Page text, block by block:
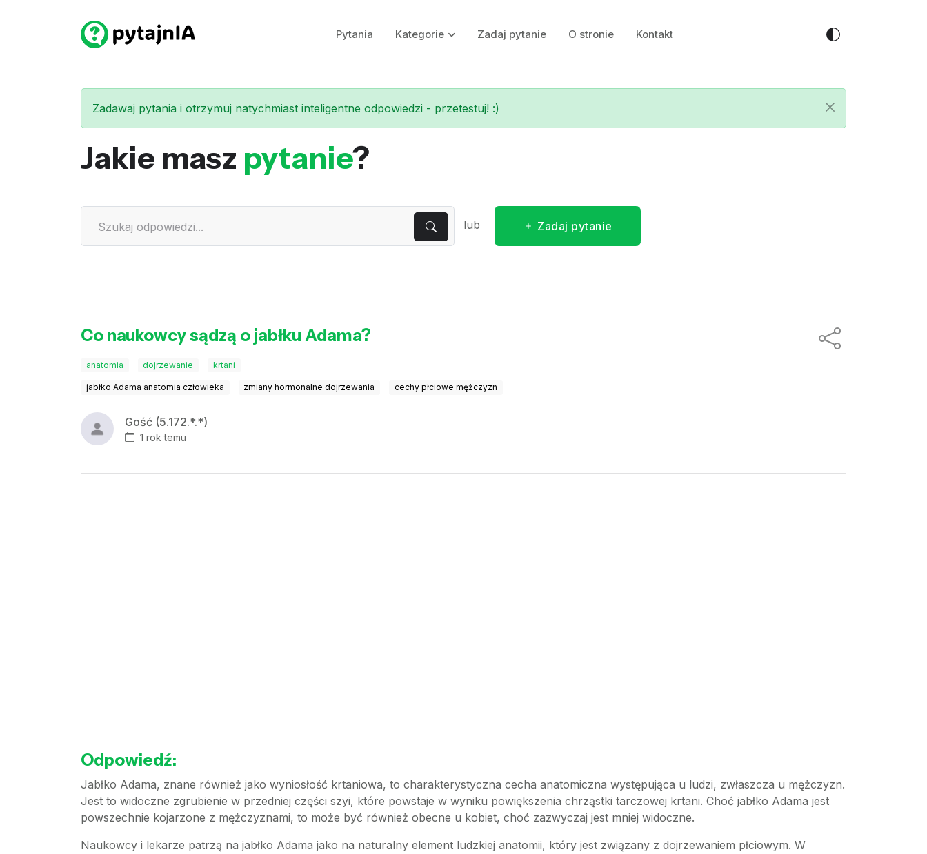
Pytania Kategorie Zadaj pytanie O stronie Kontakt
Zadawaj pytania i otrzymuj natychmiast inteligentne odpowiedzi - przetestuj! :)
Jakie masz pytanie?
lub Zadaj pytanie
Co naukowcy sądzą o jabłku Adama?
anatomia dojrzewanie krtani
jabłko Adama anatomia człowieka zmiany hormonalne dojrzewania cechy płciowe mężczyzn
Gość (5.172.*.*)
1 rok temu
Odpowiedź:
Jabłko Adama, znane również jako wyniosłość krtaniowa, to charakterystyczna cecha anatomiczna występująca u ludzi, zwłaszcza u mężczyzn.
Jest to widoczne zgrubienie w przedniej części szyi, które powstaje w wyniku powiększenia chrząstki tarczowej krtani. Choć jabłko Adama jest
powszechnie kojarzone z mężczyznami, to może być również obecne u kobiet, choć zazwyczaj jest mniej widoczne.
Naukowcy i lekarze patrzą na jabłko Adama jako na naturalny element ludzkiej anatomii, który jest związany z dojrzewaniem płciowym. W